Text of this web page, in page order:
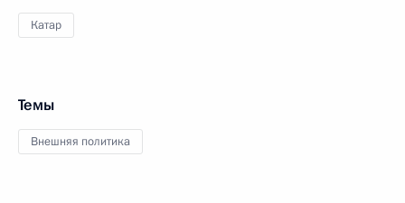
Катар
Темы
Внешняя политика